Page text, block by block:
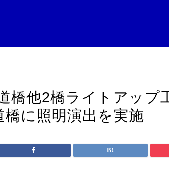
橋他2橋ライトアップ
橋に照明演出を実施